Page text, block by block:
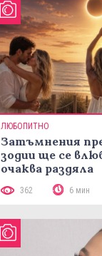
ЛЮБОПИТНО
Затъмнения
зодии ще се
очаква раздяла
362 6 мин